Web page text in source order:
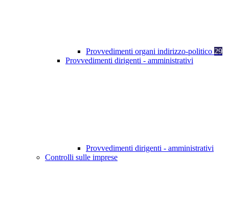
Provvedimenti organi indirizzo-politico 29
Provvedimenti dirigenti - amministrativi
Provvedimenti dirigenti - amministrativi
Controlli sulle imprese